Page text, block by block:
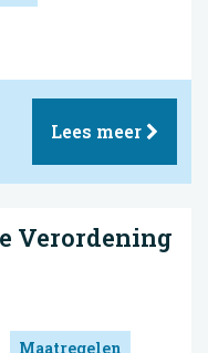
Lees meer
Verordening
Maatregelen